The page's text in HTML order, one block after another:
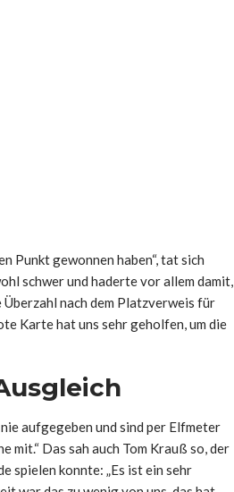
Punkt gewonnen haben“, tat sich
schwer und haderte vor allem damit,
nach dem Platzverweis für
Karte hat uns sehr geholfen, um die
aufgegeben und sind per Elfmeter
mit.“ Das sah auch Tom Krauß so, der
spielen konnte: „Es ist ein sehr